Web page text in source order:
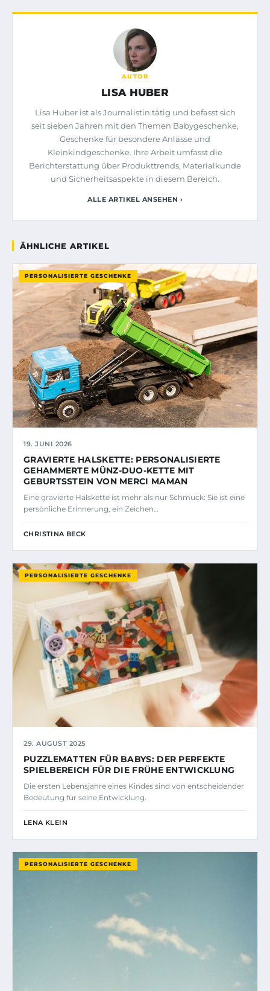
AUTOR
LISA HUBER
Lisa Huber ist als Journalistin tätig und befasst sich
seit sieben Jahren mit den Themen Babygeschenke,
Geschenke für besondere Anlässe und
Kleinkindgeschenke. Ihre Arbeit umfasst die
Berichterstattung über Produkttrends, Materialkunde
und Sicherheitsaspekte in diesem Bereich.
ALLE ARTIKEL ANSEHEN ›
ÄHNLICHE ARTIKEL
PERSONALISIERTE GESCHENKE
19. JUNI 2026
GRAVIERTE HALSKETTE: PERSONALISIERTE
GEHAMMERTE MÜNZ-DUO-KETTE MIT
GEBURTSSTEIN VON MERCI MAMAN
Eine gravierte Halskette ist mehr als nur Schmuck: Sie ist eine
persönliche Erinnerung, ein Zeichen…
CHRISTINA BECK
PERSONALISIERTE GESCHENKE
29. AUGUST 2025
PUZZLEMATTEN FÜR BABYS: DER PERFEKTE
SPIELBEREICH FÜR DIE FRÜHE ENTWICKLUNG
Die ersten Lebensjahre eines Kindes sind von entscheidender
Bedeutung für seine Entwicklung.
LENA KLEIN
PERSONALISIERTE GESCHENKE